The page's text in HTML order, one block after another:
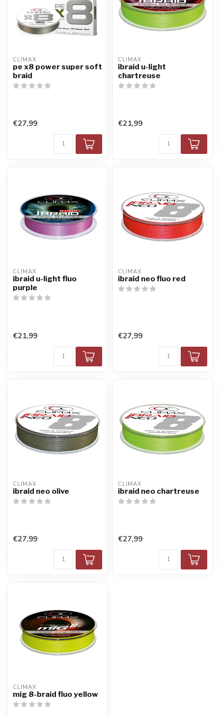
CLIMAX
pe x8 power super soft
braid
€27,99
CLIMAX
ibraid u-light
chartreuse
€21,99
CLIMAX
ibraid u-light fluo
purple
€21,99
CLIMAX
ibraid neo fluo red
€27,99
CLIMAX
ibraid neo olive
€27,99
CLIMAX
ibraid neo chartreuse
€27,99
CLIMAX
mig 8-braid fluo yellow